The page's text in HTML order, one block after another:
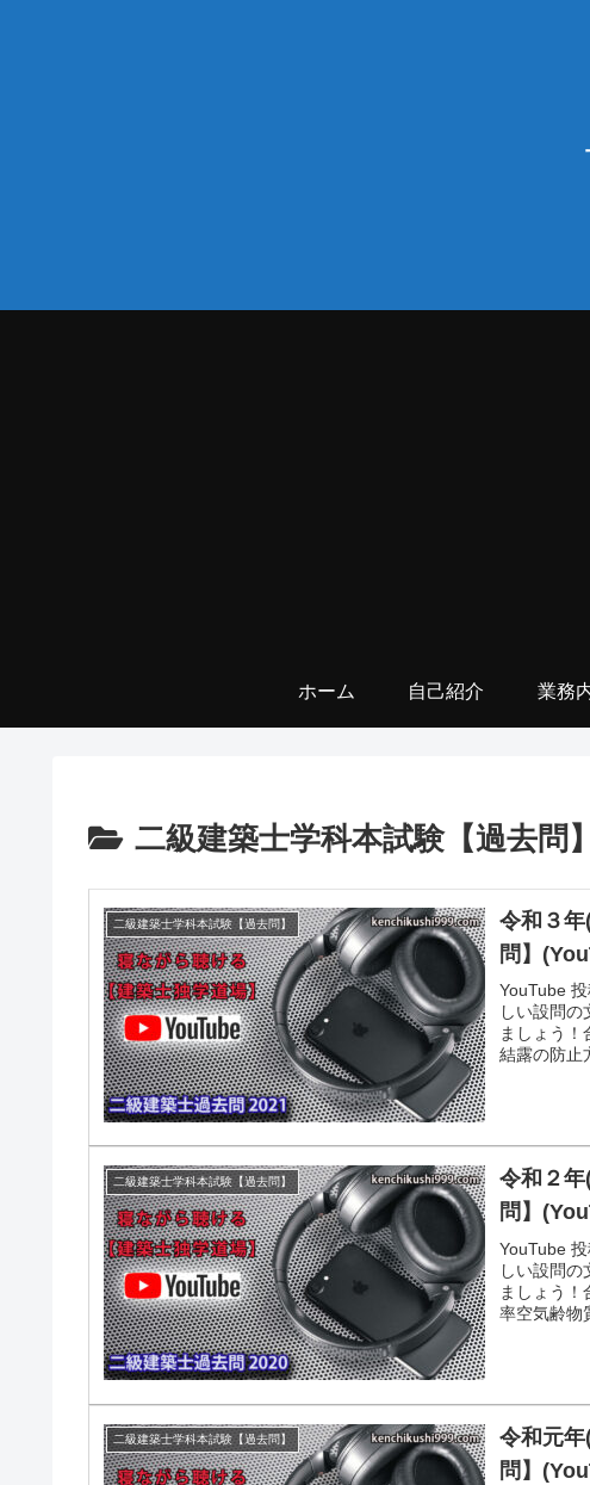
ホーム 自己紹介 業務
二級建築士学科本試験【過去問】
二級建築士学科本試験【過去問】
令和３
問】
YouTube
しい設問
ましょう！
結露の防止
二級建築士学科本試験【過去問】
令和２
問】
YouTube
しい設問
ましょう
率空気齢物
二級建築士学科本試験【過去問】
令和元
問】